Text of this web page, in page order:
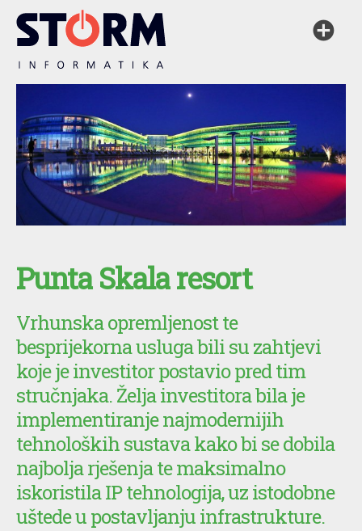
Punta Skala resort
Vrhunska opremljenost te
besprijekorna usluga bili su zahtjevi
koje je investitor postavio pred tim
stručnjaka. Želja investitora bila je
implementiranje najmodernijih
tehnoloških sustava kako bi se dobila
najbolja rješenja te maksimalno
iskoristila IP tehnologija, uz istodobne
uštede u postavljanju infrastrukture.